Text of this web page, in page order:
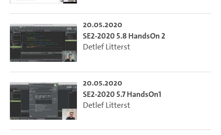
20.05.2020
SE2-2020 5.8 HandsOn 2
Detlef Litterst
20.05.2020
SE2-2020 5.7 HandsOn1
Detlef Litterst